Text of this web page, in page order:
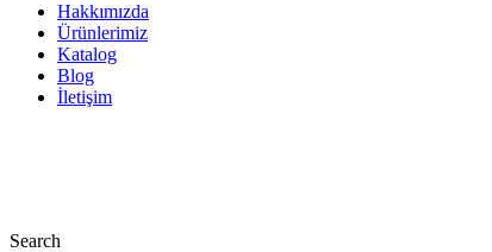
Hakkımızda
Ürünlerimiz
Katalog
Blog
İletişim
Search